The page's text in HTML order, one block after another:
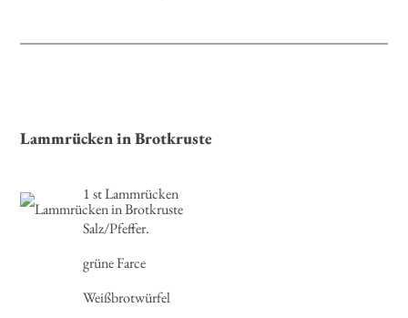
Lammrücken in Brotkruste
1 st Lammrücken
Salz/Pfeffer.
grüne Farce
Weißbrotwürfel